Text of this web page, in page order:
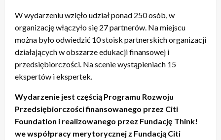
W wydarzeniu wzięło udział ponad 250 osób, w
organizację włączyło się 27 partnerów. Na miejscu
można było odwiedzić 10 stoisk partnerskich organizacji
działających w obszarze edukacji finansowej i
przedsiębiorczości. Na scenie wystąpieniach 15
ekspertów i ekspertek.
Wydarzenie jest częścią Programu Rozwoju
Przedsiębiorczości finansowanego przez Citi
Foundation i realizowanego przez Fundację Think!
we współpracy merytorycznej z Fundacją Citi